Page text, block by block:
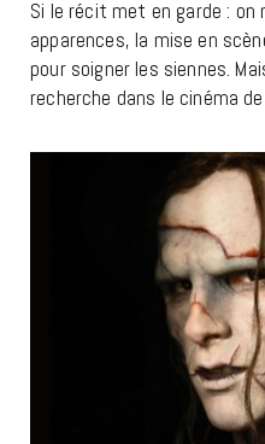
Si le récit met en garde :
apparences, la mise en
pour soigner les siennes.
recherche dans le cinéma